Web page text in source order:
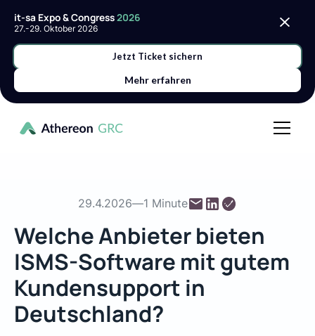
it-sa Expo & Congress2026
27.-29. Oktober 2026
Jetzt Ticket sichern
Mehr erfahren
29.4.2026—1 Minute
Welche Anbieter bieten
ISMS-Software mit gutem
Kundensupport in
Deutschland?